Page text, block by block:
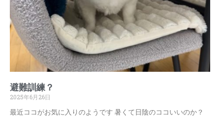
避難訓練？
2025年6月26日
最近ココがお気に入りのようです 暑くて日陰のココいいのか？